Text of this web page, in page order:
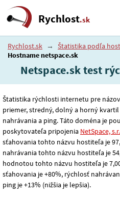
Rychlost.sk
Rychlost.sk → Štatistika podľa
Hostname netspace.sk
Netspace.sk test
Štatistika rýchlosti internetu pre
priemer, stredný, dolný a horný
nahrávania a ping. Táto doména je
poskytovateľa pripojenia NetSpace,
sťahovania tohto názvu hostiteľa je 97
nahrávania tohto názvu hostiteľa je 54
hodnotou tohto názvu hostiteľa je 7
sťahovania je +80%, rýchlosť
ping je +13% (nižšia je lepšia).